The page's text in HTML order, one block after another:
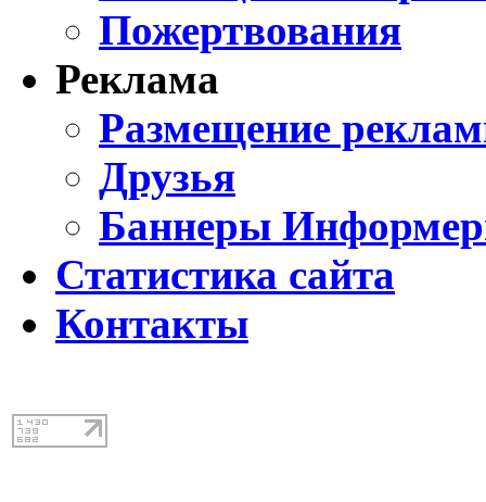
Пожертвования
Реклама
Размещение
Друзья
Баннеры
Статистика сайта
Контакты